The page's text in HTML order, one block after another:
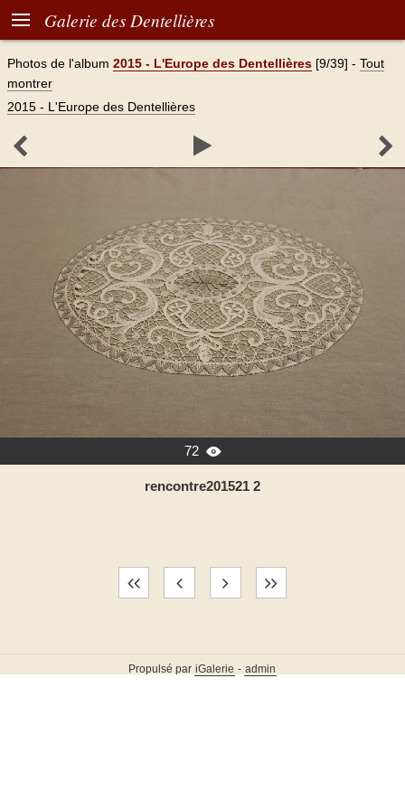
 Galerie des Dentellières
Photos de l'album 2015 - L'Europe des Dentellières [9/39] - Tout
montrer
2015 - L'Europe des Dentellières
  
72 
rencontre201521 2
Propulsé par iGalerie - admin